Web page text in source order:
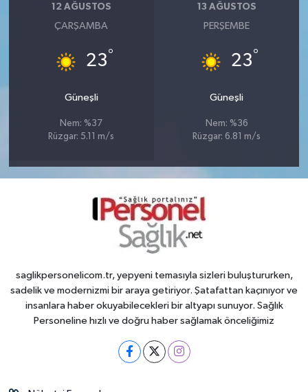
12 AĞUSTOS
ÇARŞAMBA
23°
Güneşli
Nem: %37
Rüzgar: 5.11 m/s
13 AĞUSTOS
PERŞEMBE
23°
Güneşli
Nem: %36
Rüzgar: 6.81 m/s
saglikpersonelicom.tr, yepyeni temasıyla sizleri buluştururken,
sadelik ve modernizmi bir araya getiriyor. Şatafattan kaçınıyor ve
insanlara haber okuyabilecekleri bir altyapı sunuyor. Sağlık
Personeline hızlı ve doğru haber sağlamak önceliğimiz